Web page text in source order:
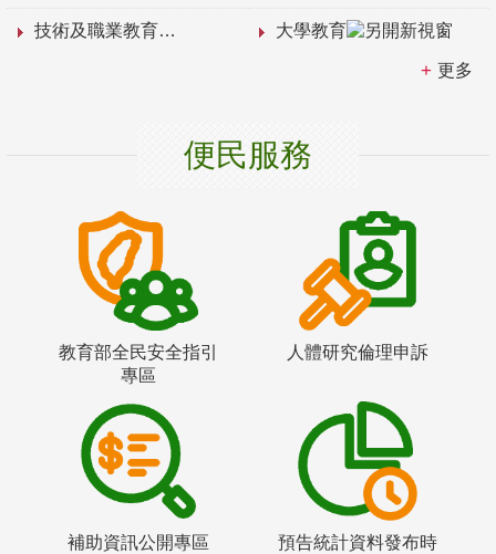
技術及職業教育 大學教育
更多
便民服務
教育部全民安全指引
專區
人體研究倫理申訴
補助資訊公開專區
預告統計資料發布時